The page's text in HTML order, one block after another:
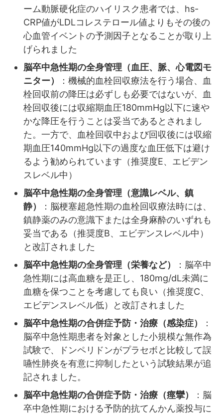
ーム動脈硬化症のハイリスク患者では、hs-
CRP値がLDLコレステロール値よりもその後の
心血管イベントの予測因子となることが取り上
げられました
脳卒中急性期の全身管理（血圧、脈、心電図モ
ニター）
：機械的血栓回収療法を行う場合、血
栓回収前の降圧は必ずしも必要ではないが、血
栓回収後には収縮期血圧180mmHg以下に速や
かな降圧を行うことは妥当であるとされまし
た。一方で、血栓回収中および回収後には収縮
期血圧140mmHg以下の過度な血圧低下は避け
るよう勧められています（推奨度E、エビデン
スレベル中）
脳卒中急性期の全身管理（意識レベル、鎮
静）
：脳梗塞超急性期の血栓回収療法時には、
鎮静薬のみの意識下または全身麻酔のいずれも
妥当である（推奨度B、エビデンスレベル中）
と改訂されました
脳卒中急性期の全身管理（栄養など）
：脳卒中
急性期には高血糖を是正し、180mg/dL未満に
血糖を保つことを考慮しても良い（推奨度C、
エビデンスレベル低）と改訂されました
脳卒中急性期の合併症予防・治療（感染症）
：
脳卒中急性期患者を対象とした小規模な無作為
試験で、ドンペリドンがプラセボと比較して誤
嚥性肺炎を有意に抑制したという試験結果が追
記されました。
脳卒中急性期の合併症予防・治療（痙攣）
：脳
卒中急性期における予防的抗てんかん薬投与に